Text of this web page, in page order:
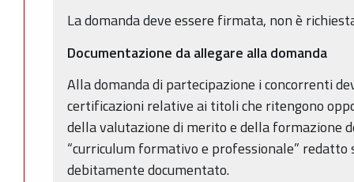
La domanda deve essere firmata, non è
Documentazione da allegare alla domanda
Alla domanda di partecipazione i concorrenti
certificazioni relative ai titoli che ritengono
della valutazione di merito e della formazione
“curriculum formativo e professionale”
debitamente documentato.